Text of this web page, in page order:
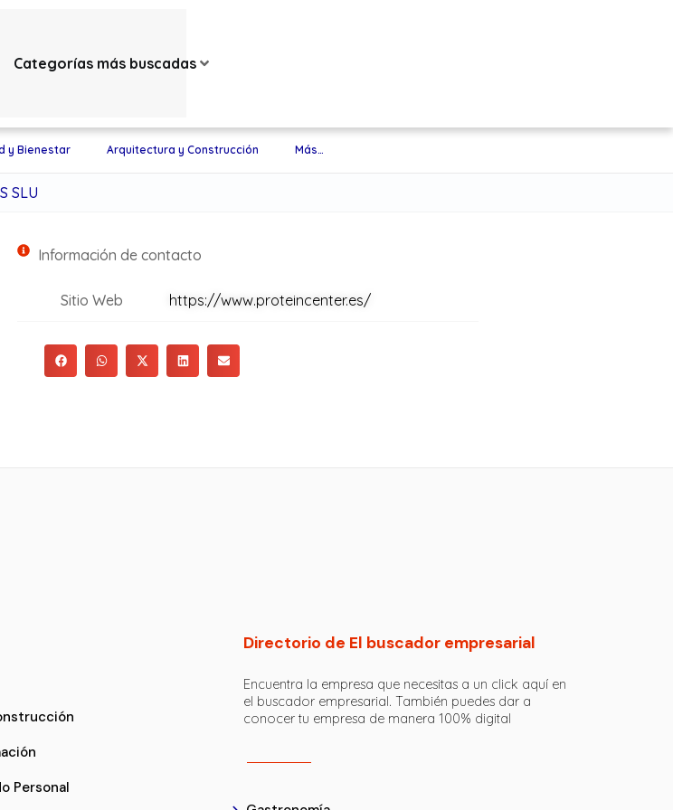
Categorías más buscadas
y Bienestar Arquitectura y Construcción Más…
SLU
Información de contacto
Sitio Web https://www.proteincenter.es/
Personal
Directorio de El buscador empresarial
Encuentra la empresa que necesitas a un click aquí en
el buscador empresarial. También puedes dar a
conocer tu empresa de manera 100% digital